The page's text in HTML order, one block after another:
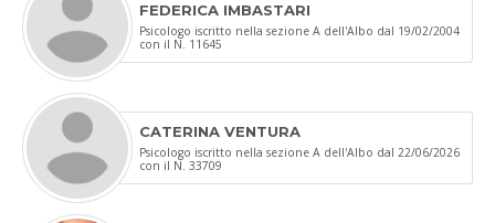
FEDERICA IMBASTARI
Psicologo iscritto nella sezione A dell'Albo dal 19/02/2004
con il N. 11645
CATERINA VENTURA
Psicologo iscritto nella sezione A dell'Albo dal 22/06/2026
con il N. 33709